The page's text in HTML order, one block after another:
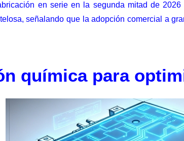
en serie en la segunda mitad de 2026
señalando que la adopción comercial a
química para